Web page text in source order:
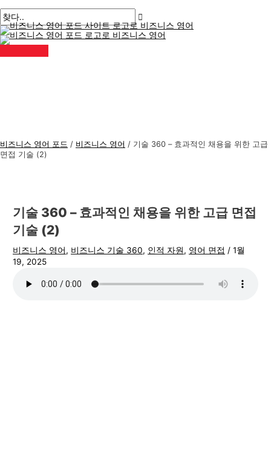
텐
츠
로
건
인
뉴
비즈니스 영어 포드 / 비즈니스 영어 / 기술 360 – 효과적인 채용을 위한 고급
면접 기술 (2)
기술 360 – 효과적인 채용을 위한 고급 면접
기술 (2)
비즈니스 영어, 비즈니스 기술 360, 인적 자원, 영어 면접 /1월
19, 2025
시
물
탐
색
기
에
입
력
름
*
메
일
*
비
즈
니
스
검
색
: